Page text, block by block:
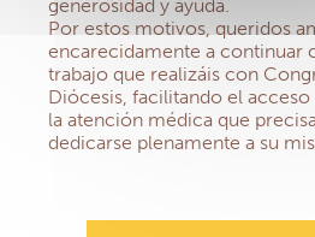
generosidad y ayuda.
Por estos motivos, queridos
encarecidamente a continuar
trabajo que realizáis con
Diócesis, facilitando el
la atención médica que
dedicarse plenamente a su